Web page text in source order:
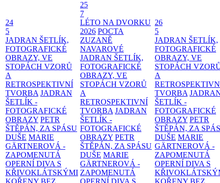
24
5
JADRAN ŠETLÍK,
FOTOGRAFICKÉ
OBRAZY, VE
STOPÁCH VZORŮ
A
RETROSPEKTIVNÍ
TVORBA JADRAN
ŠETLÍK -
FOTOGRAFICKÉ
OBRAZY PETR
ŠTĚPÁN, ZA SPÁSU
DUŠE MARIE
GÄRTNEROVÁ -
ZAPOMENUTÁ
OPERNÍ DIVA S
KŘIVOKLÁTSKÝMI
25
7
LÉTO NA DVORKU
2026 POCTA
ZUZANĚ
NAVAROVÉ
JADRAN ŠETLÍK,
FOTOGRAFICKÉ
OBRAZY, VE
STOPÁCH VZORŮ
A
RETROSPEKTIVNÍ
TVORBA JADRAN
ŠETLÍK -
FOTOGRAFICKÉ
OBRAZY PETR
ŠTĚPÁN, ZA SPÁSU
DUŠE MARIE
GÄRTNEROVÁ -
ZAPOMENUTÁ
26
5
JADRAN ŠETLÍK,
FOTOGRAFICKÉ
OBRAZY, VE
STOPÁCH
A
TVORBA
ŠETLÍK -
FOTOGRAFICKÉ
OBRAZY PETR
ŠTĚPÁN, ZA
DUŠE MARIE
GÄRTNEROVÁ -
ZAPOMENUTÁ
OPERNÍ DIVA S